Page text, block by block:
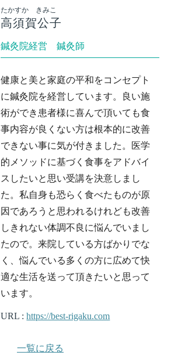
たかすか きみこ
高須賀公子
鍼灸院経営 鍼灸師
健康と美と家庭の平和をコンセプト
に鍼灸院を経営しています。良い施
術ができ患者様に喜んで頂いても食
事内容が良くない方は根本的に改善
できない事に気が付きました。医学
的メソッドに基づく食事をアドバイ
スしたいと思い受講を決意しまし
た。私自身も恐らく食べたものが原
因であろうと思われるけれども改善
しきれない体調不良に悩んでいまし
たので。来院している方ばかりでな
く、悩んでいる多くの方に広めて快
適な生活を送って頂きたいと思って
います。
URL :https://best-rigaku.com
一覧に戻る